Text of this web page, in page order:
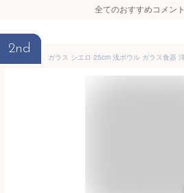
全てのおすすめコメント
2nd